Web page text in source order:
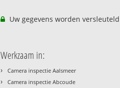
Uw gegevens worden
Werkzaam in:
› Camera inspectie Aalsmeer
› Camera inspectie Abcoude